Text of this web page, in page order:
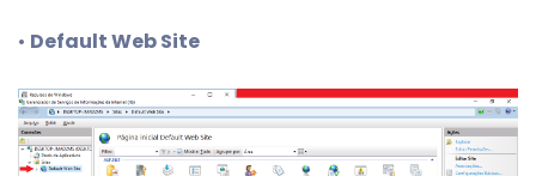
• Default Web Site